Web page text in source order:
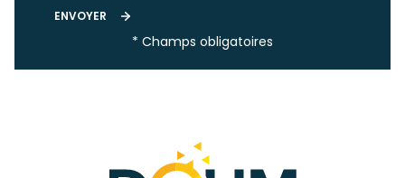
ENVOYER
* Champs obligatoires